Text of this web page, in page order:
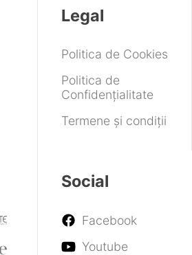
Legal
Politica de Cookies
Politica de
Confidențialitate
Termene și condiții
Social
Facebook
Youtube